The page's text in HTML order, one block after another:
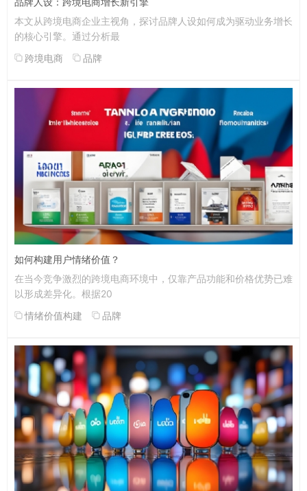
本文从跨境电商企业主视角，探讨品牌人设如何成为驱动业务增长
的核心引擎。通过分析最
跨境电商
品牌
如何构建用户情绪价值？
在当今竞争激烈的跨境电商环境中，仅靠产品功能和价格优势已难
以形成差异化。根据20
情绪价值构建
品牌